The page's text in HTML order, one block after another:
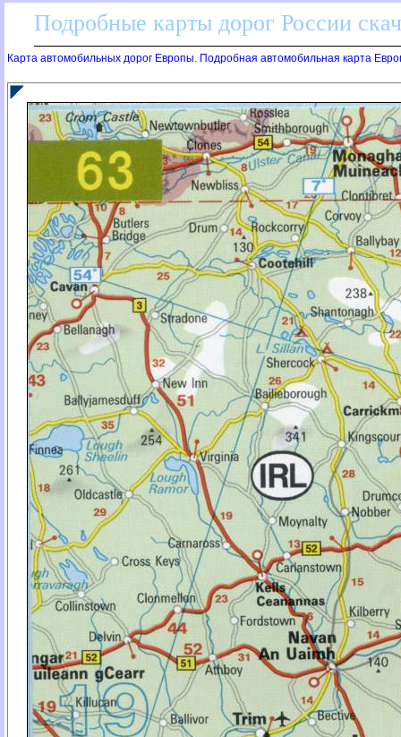
Подробные карты дорог России
Карта автомобильных дорог Европы. Подробная автомобильная карта